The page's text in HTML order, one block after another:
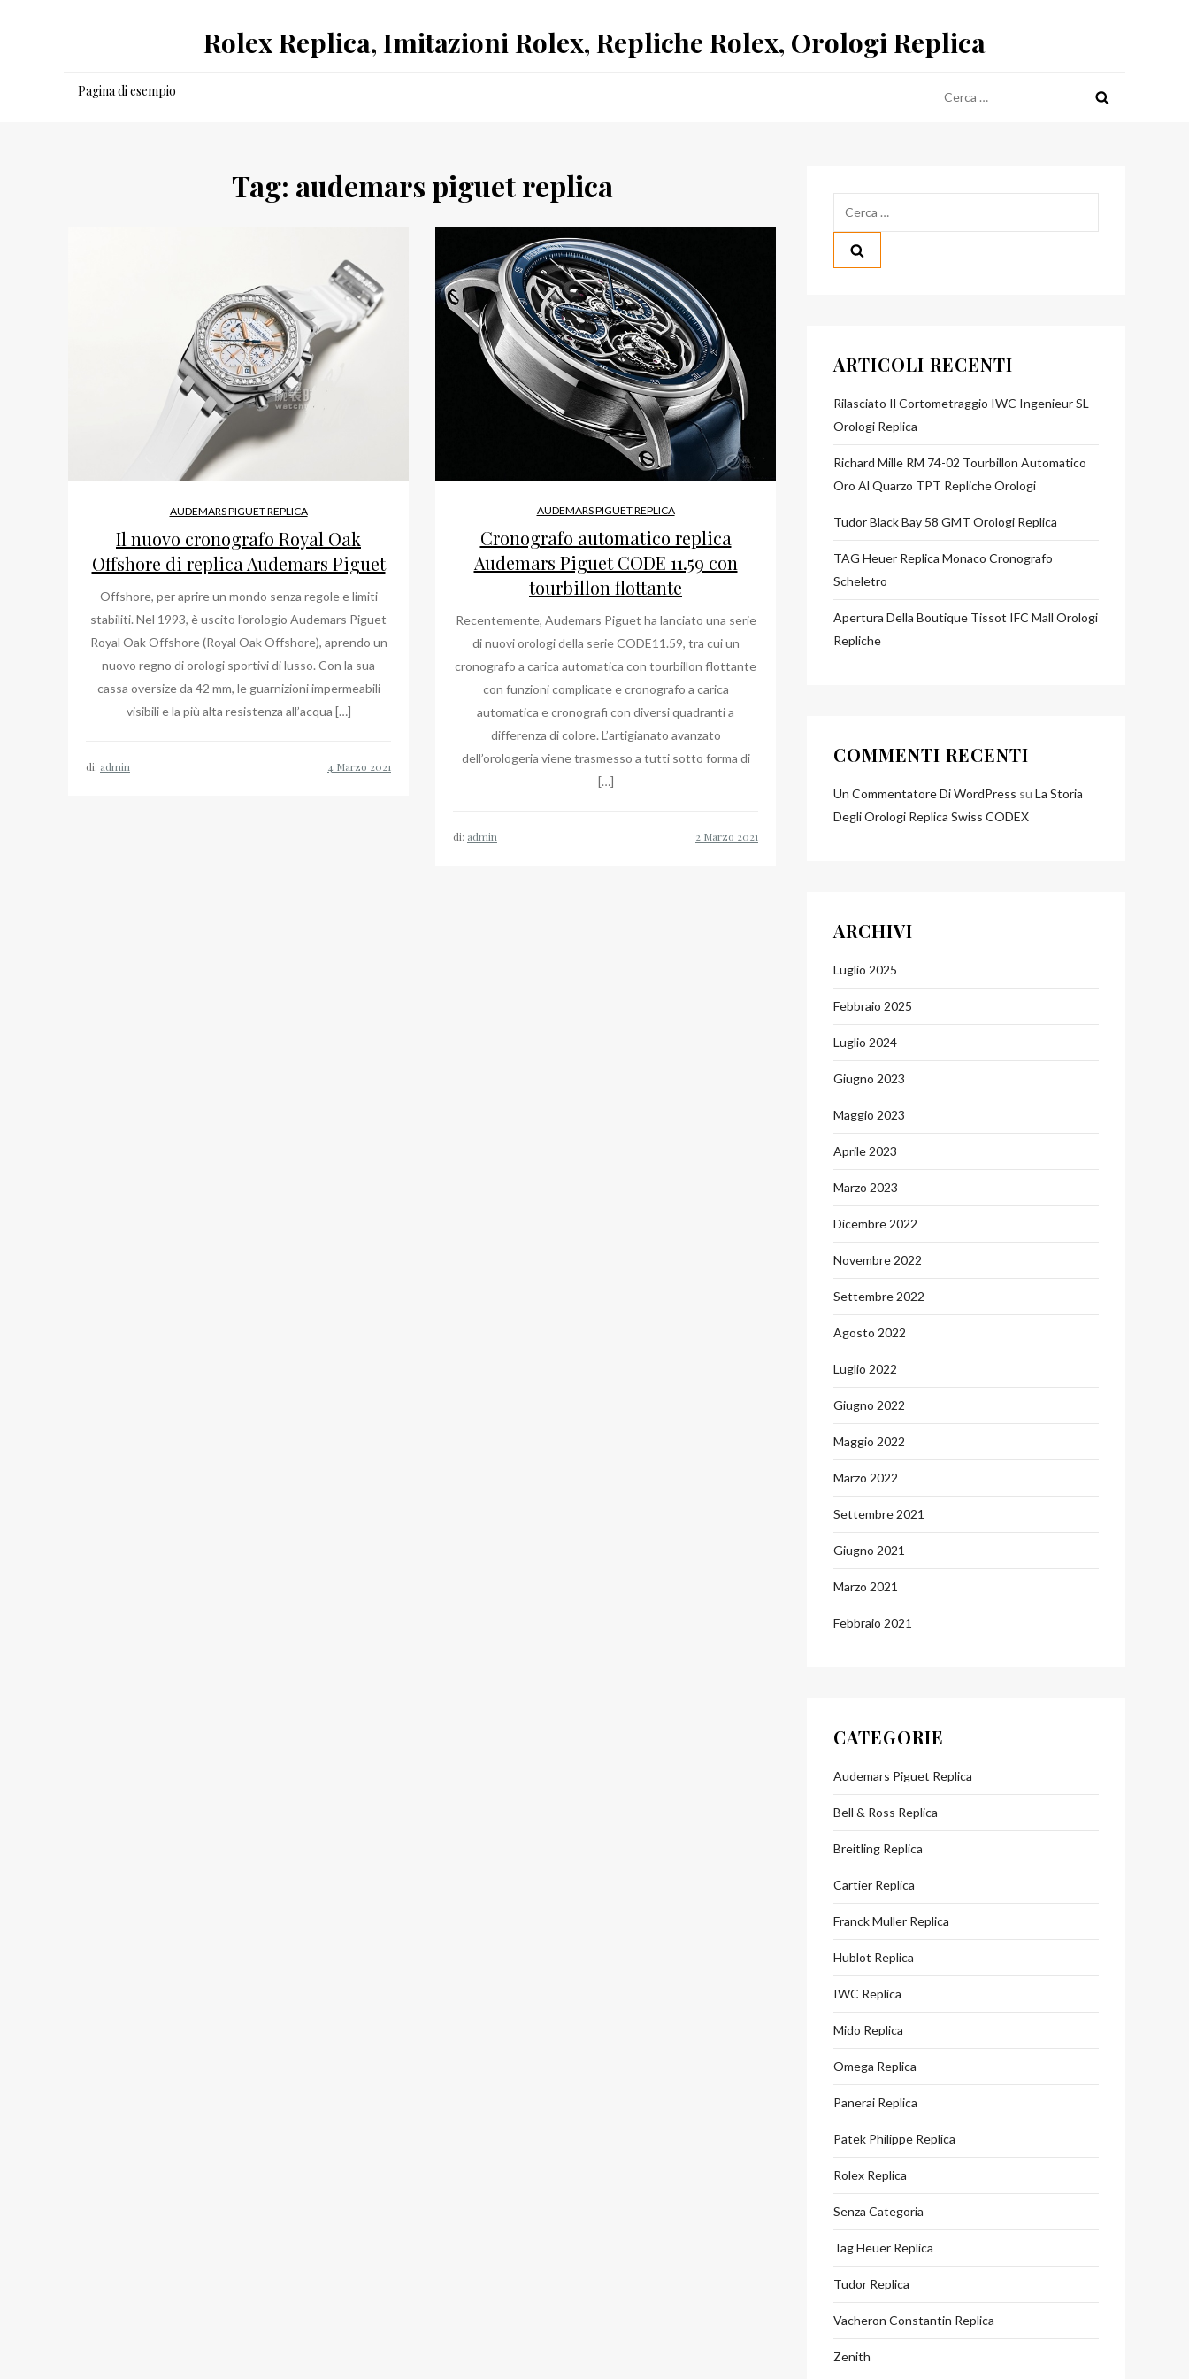
Rolex Replica, Imitazioni Rolex, Repliche Rolex, Orologi Replica
Pagina di esempio
per:
Tag: audemars piguet replica
AUDEMARS PIGUET REPLICA
Il nuovo cronografo Royal Oak
Offshore di replica Audemars Piguet
Offshore, per aprire un mondo senza regole e limiti
stabiliti. Nel 1993, è uscito l’orologio Audemars Piguet
Royal Oak Offshore (Royal Oak Offshore), aprendo un
nuovo regno di orologi sportivi di lusso. Con la sua
cassa oversize da 42 mm, le guarnizioni impermeabili
visibili e la più alta resistenza all’acqua […]
di: admin
AUDEMARS PIGUET REPLICA
Cronografo automatico replica
Audemars Piguet CODE 11.59 con
tourbillon flottante
Recentemente, Audemars Piguet ha lanciato una serie
di nuovi orologi della serie CODE11.59, tra cui un
cronografo a carica automatica con tourbillon flottante
con funzioni complicate e cronografo a carica
automatica e cronografi con diversi quadranti a
differenza di colore. L’artigianato avanzato
dell’orologeria viene trasmesso a tutti sotto forma di
[…]
di: admin
ARTICOLI RECENTI
Rilasciato Il Cortometraggio IWC Ingenieur SL
Orologi Replica
Richard Mille RM 74-02 Tourbillon Automatico
Oro Al Quarzo TPT Repliche Orologi
Tudor Black Bay 58 GMT Orologi Replica
TAG Heuer Replica Monaco Cronografo
Scheletro
Apertura Della Boutique Tissot IFC Mall Orologi
Repliche
COMMENTI RECENTI
Un Commentatore Di WordPress su La Storia
Degli Orologi Replica Swiss CODEX
ARCHIVI
Luglio 2025
Febbraio 2025
Luglio 2024
Giugno 2023
Maggio 2023
Aprile 2023
Marzo 2023
Dicembre 2022
Novembre 2022
Settembre 2022
Agosto 2022
Luglio 2022
Giugno 2022
Maggio 2022
Marzo 2022
Settembre 2021
Giugno 2021
Marzo 2021
Febbraio 2021
CATEGORIE
Audemars Piguet Replica
Bell & Ross Replica
Breitling Replica
Cartier Replica
Franck Muller Replica
Hublot Replica
IWC Replica
Mido Replica
Omega Replica
Panerai Replica
Patek Philippe Replica
Rolex Replica
Senza Categoria
Tag Heuer Replica
Tudor Replica
Vacheron Constantin Replica
Zenith